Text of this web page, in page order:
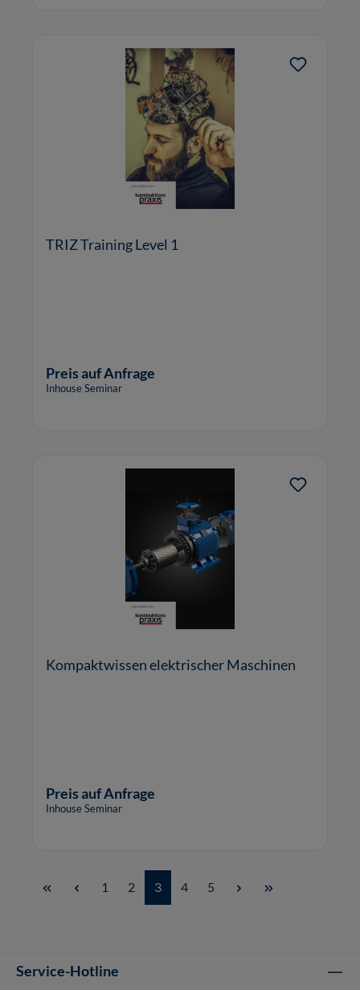
TRIZ Training Level 1
Preis auf Anfrage
Inhouse Seminar
Kompaktwissen elektrischer Maschinen
Preis auf Anfrage
Inhouse Seminar
Seite
1 Seite
2 Seite
3 Seite
4 Seite
5
Service-Hotline